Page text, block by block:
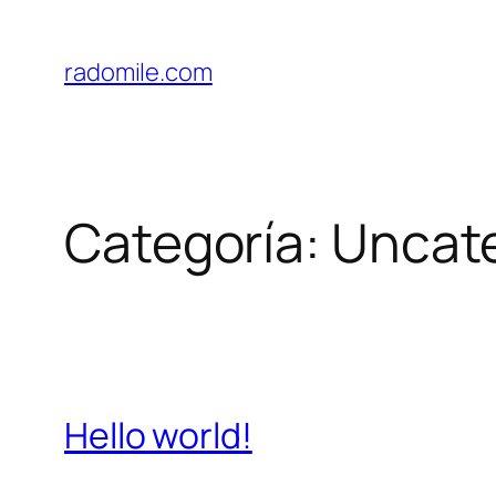
contenido
radomile.com
Categoría:
Hello world!